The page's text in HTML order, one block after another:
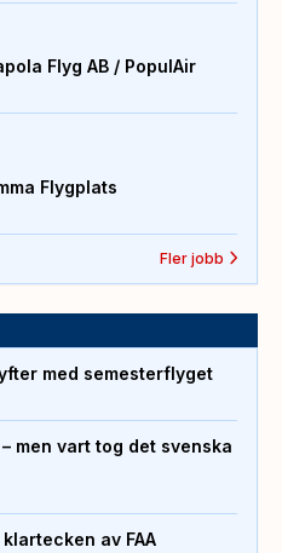
Flyg AB / PopulAir
Flygplats
Fler jobb
med semesterflyget
men vart tog det svenska
av FAA